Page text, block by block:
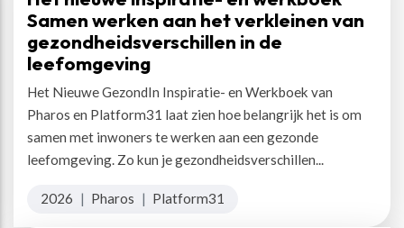
Samen werken aan het verkleinen van
gezondheidsverschillen in de
leefomgeving
Het Nieuwe GezondIn Inspiratie- en Werkboek van
Pharos en Platform31 laat zien hoe belangrijk het is om
samen met inwoners te werken aan een gezonde
leefomgeving. Zo kun je gezondheidsverschillen...
2026 | Pharos | Platform31